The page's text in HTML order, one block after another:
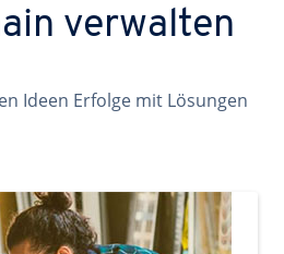
verwalten
Ideen Erfolge mit Lösungen